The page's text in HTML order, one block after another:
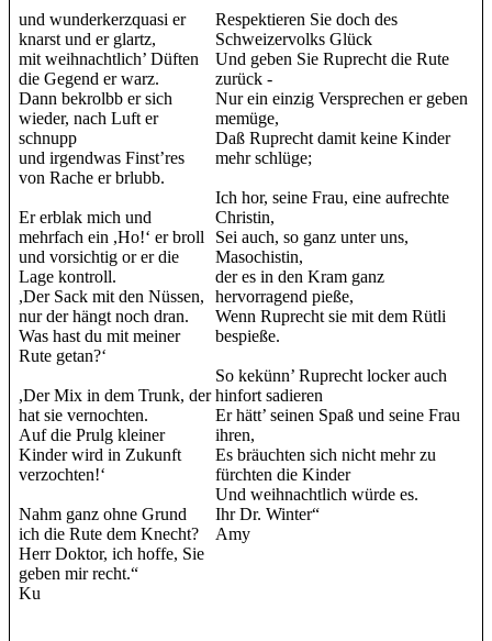
und wunderkerzquasi er
knarst und er glartz,
mit weihnachtlich’ Düften
die Gegend er warz.
Dann bekrolbb er sich
wieder, nach Luft er
schnupp
und irgendwas Finst’res
von Rache er brlubb.
Er erblak mich und
mehrfach ein ,Ho!‘ er broll
und vorsichtig or er die
Lage kontroll.
,Der Sack mit den Nüssen,
nur der hängt noch dran.
Was hast du mit meiner
Rute getan?‘
,Der Mix in dem Trunk, der
hat sie vernochten.
Auf die Prulg kleiner
Kinder wird in Zukunft
verzochten!‘
Nahm ganz ohne Grund
ich die Rute dem Knecht?
Herr Doktor, ich hoffe, Sie
geben mir recht.“
Ku
Respektieren Sie doch des
Schweizervolks Glück
Und geben Sie Ruprecht die Rute
zurück -
Nur ein einzig Versprechen er geben
memüge,
Daß Ruprecht damit keine Kinder
mehr schlüge;
Ich hor, seine Frau, eine aufrechte
Christin,
Sei auch, so ganz unter uns,
Masochistin,
der es in den Kram ganz
hervorragend pieße,
Wenn Ruprecht sie mit dem Rütli
bespieße.
So kekünn’ Ruprecht locker auch
hinfort sadieren
Er hätt’ seinen Spaß und seine Frau
ihren,
Es bräuchten sich nicht mehr zu
fürchten die Kinder
Und weihnachtlich würde es.
Ihr Dr. Winter“
Amy